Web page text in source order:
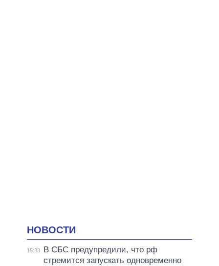
НОВОСТИ
15:33
В СБС предупредили, что рф
стремится запускать одновременно